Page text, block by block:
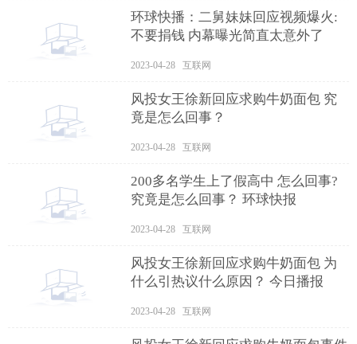
环球快播：二舅妹妹回应视频爆火:
不要捐钱 内幕曝光简直太意外了
2023-04-28 互联网
风投女王徐新回应求购牛奶面包 究
竟是怎么回事？
2023-04-28 互联网
200多名学生上了假高中 怎么回事?
究竟是怎么回事？ 环球快报
2023-04-28 互联网
风投女王徐新回应求购牛奶面包 为
什么引热议什么原因？ 今日播报
2023-04-28 互联网